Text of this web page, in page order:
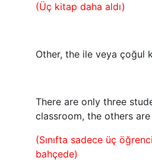
(Üç kitap daha aldı)
Other, the ile veya çoğul
There are only three
classroom, the others
(Sınıfta sadece üç
bahçede)